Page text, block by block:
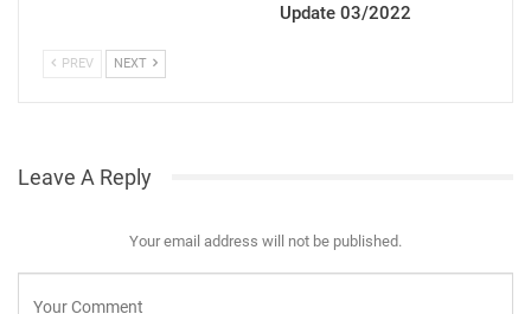
Update 03/2022
PREV NEXT
Leave A Reply
Your email address will not be published.